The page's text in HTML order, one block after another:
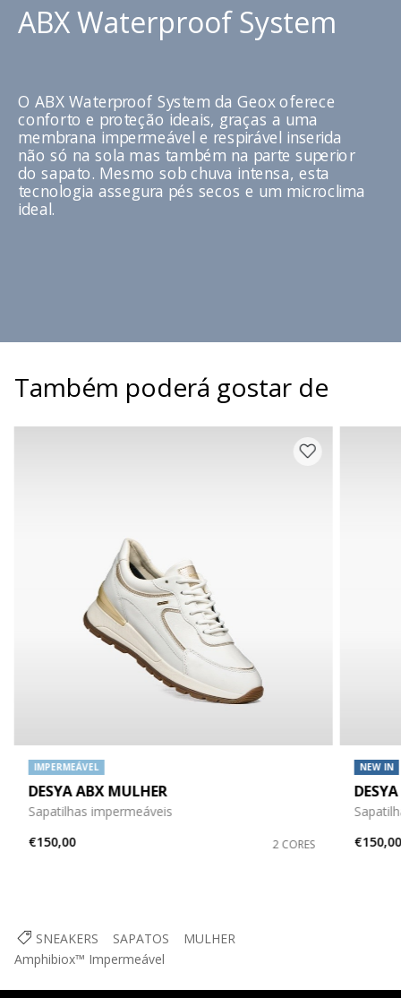
SNEAKERS SAPATOS
MULHER
Amphibiox™ Impermeável
ABX Waterproof System
O ABX Waterproof System da Geox oferece
conforto e proteção ideais, graças a uma
membrana impermeável e respirável inserida
não só na sola mas também na parte superior
do sapato. Mesmo sob chuva intensa, esta
tecnologia assegura pés secos e um microclima
ideal.
Também poderá gostar de
IMPERMEÁVEL
DESYA ABX MULHER
Sapatilhas impermeáveis
€150,00
2 CORES
NEW IN
€150,00